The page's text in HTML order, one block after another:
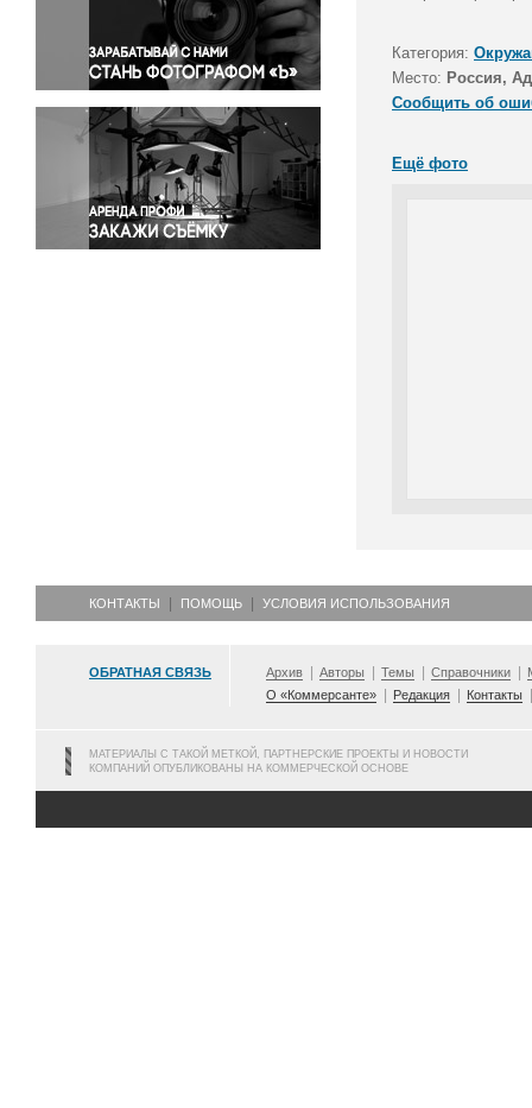
Правосудие
Происшествия и конфликты
Религия
Светская жизнь
Спорт
Экология
Экономика и бизнес
Категория:
Место: Россия,
Сообщить об
Ещё фото
КОНТАКТЫ ПОМОЩЬ УСЛОВИЯ ИСПОЛЬЗОВАНИЯ
ОБРАТНАЯ СВЯЗЬ Архив Авторы Темы Справочники
О «Коммерсанте»
Редакция Контакты
МАТЕРИАЛЫ С ТАКОЙ МЕТКОЙ, ПАРТНЕРСКИЕ ПРОЕКТЫ И НОВОСТИ
КОМПАНИЙ ОПУБЛИКОВАНЫ НА КОММЕРЧЕСКОЙ ОСНОВЕ